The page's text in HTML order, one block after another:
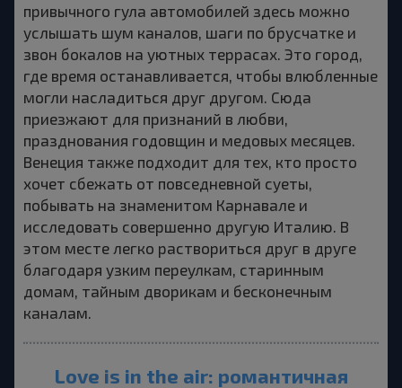
привычного гула автомобилей здесь можно
услышать шум каналов, шаги по брусчатке и
звон бокалов на уютных террасах. Это город,
где время останавливается, чтобы влюбленные
могли насладиться друг другом. Сюда
приезжают для признаний в любви,
празднования годовщин и медовых месяцев.
Венеция также подходит для тех, кто просто
хочет сбежать от повседневной суеты,
побывать на знаменитом Карнавале и
исследовать совершенно другую Италию. В
этом месте легко раствориться друг в друге
благодаря узким переулкам, старинным
домам, тайным дворикам и бесконечным
каналам.
Love is in the air: романтичная